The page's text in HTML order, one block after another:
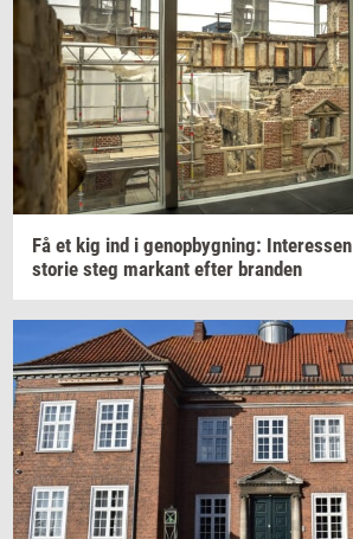
Få et kig ind i genop­byg­ning: In­ter­es­sen
sto­rie steg mar­kant efter bran­den